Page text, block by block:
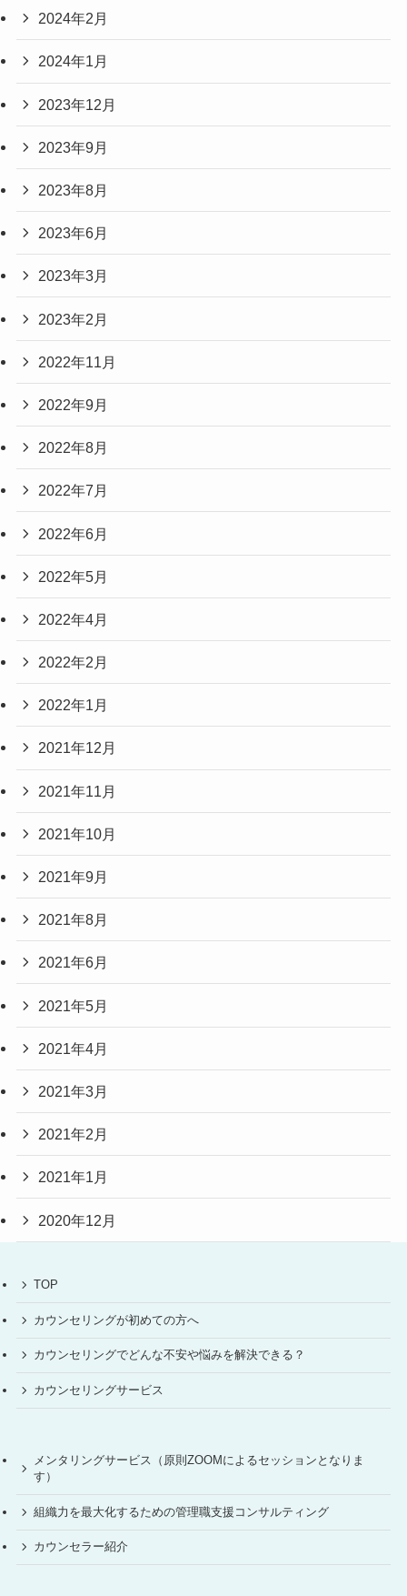
2024年2月
2024年1月
2023年12月
2023年9月
2023年8月
2023年6月
2023年3月
2023年2月
2022年11月
2022年9月
2022年8月
2022年7月
2022年6月
2022年5月
2022年4月
2022年2月
2022年1月
2021年12月
2021年11月
2021年10月
2021年9月
2021年8月
2021年6月
2021年5月
2021年4月
2021年3月
2021年2月
2021年1月
2020年12月
TOP
カウンセリングが初めての方へ
カウンセリングでどんな不安や悩みを解決できる？
カウンセリングサービス
メンタリングサービス（原則ZOOMによるセッションとなりま
す）
組織力を最大化するための管理職支援コンサルティング
カウンセラー紹介